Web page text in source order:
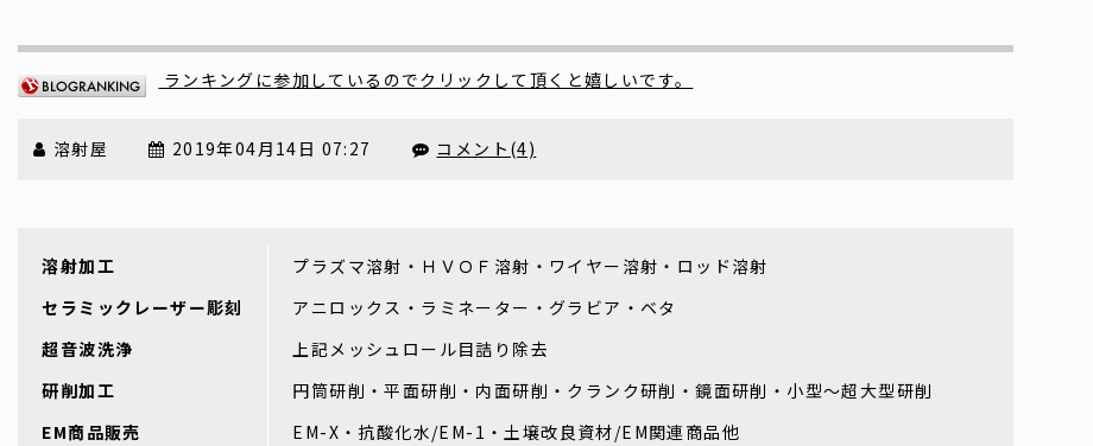
ランキングに参加しているのでクリックして頂くと嬉しいです。
溶射屋 2019年04月14日 07:27 コメント(4)
溶射加工
プラズマ溶射・ＨＶＯＦ溶射・ワイヤー溶射・ロッド溶射
セラミックレーザー彫刻
アニロックス・ラミネーター・グラビア・ベタ
超音波洗浄
上記メッシュロール目詰り除去
研削加工
円筒研削・平面研削・内面研削・クランク研削・鏡面研削・小型～超大型研削
EM商品販売
EM-X・抗酸化水/EM-1・土壌改良資材/EM関連商品他